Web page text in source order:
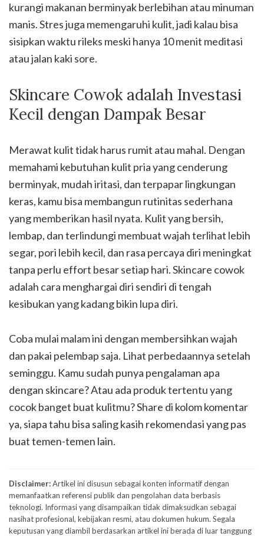
kurangi makanan berminyak berlebihan atau minuman
manis. Stres juga memengaruhi kulit, jadi kalau bisa
sisipkan waktu rileks meski hanya 10 menit meditasi
atau jalan kaki sore.
Skincare Cowok adalah Investasi
Kecil dengan Dampak Besar
Merawat kulit tidak harus rumit atau mahal. Dengan
memahami kebutuhan kulit pria yang cenderung
berminyak, mudah iritasi, dan terpapar lingkungan
keras, kamu bisa membangun rutinitas sederhana
yang memberikan hasil nyata. Kulit yang bersih,
lembap, dan terlindungi membuat wajah terlihat lebih
segar, pori lebih kecil, dan rasa percaya diri meningkat
tanpa perlu effort besar setiap hari. Skincare cowok
adalah cara menghargai diri sendiri di tengah
kesibukan yang kadang bikin lupa diri.
Coba mulai malam ini dengan membersihkan wajah
dan pakai pelembap saja. Lihat perbedaannya setelah
seminggu. Kamu sudah punya pengalaman apa
dengan skincare? Atau ada produk tertentu yang
cocok banget buat kulitmu? Share di kolom komentar
ya, siapa tahu bisa saling kasih rekomendasi yang pas
buat temen-temen lain.
Disclaimer:Artikel ini disusun sebagai konten informatif dengan
memanfaatkan referensi publik dan pengolahan data berbasis
teknologi. Informasi yang disampaikan tidak dimaksudkan sebagai
nasihat profesional, kebijakan resmi, atau dokumen hukum. Segala
keputusan yang diambil berdasarkan artikel ini berada di luar tanggung